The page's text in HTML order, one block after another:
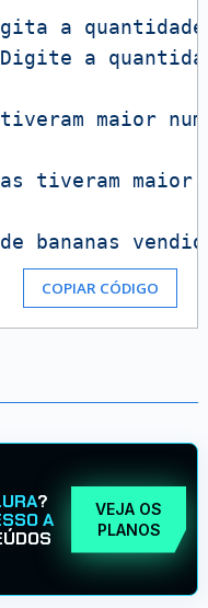
a
a
maior
tiveram
bananas
COPIAR CÓDIGO
?
A
VEJA OS
PLANOS